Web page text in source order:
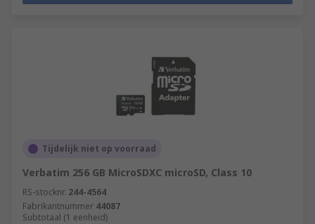
Tijdelijk niet op voorraad
Verbatim 256 GB MicroSDXC microSD, Class 10
RS-stocknr. 244-4564
Fabrikantnummer 44087
Subtotaal (1 eenheid)